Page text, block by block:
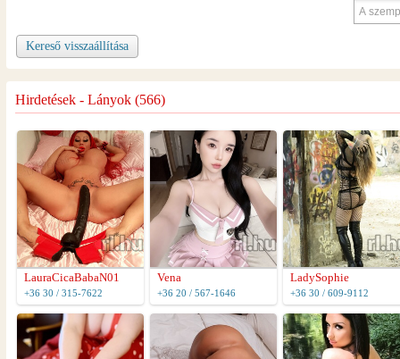
Kereső visszaállítása
Hirdetések - Lányok (566)
LauraCicaBabaN01
+36 30 / 315-7622
Vena
+36 20 / 567-1646
LadySophie
+36 30 / 609-9112